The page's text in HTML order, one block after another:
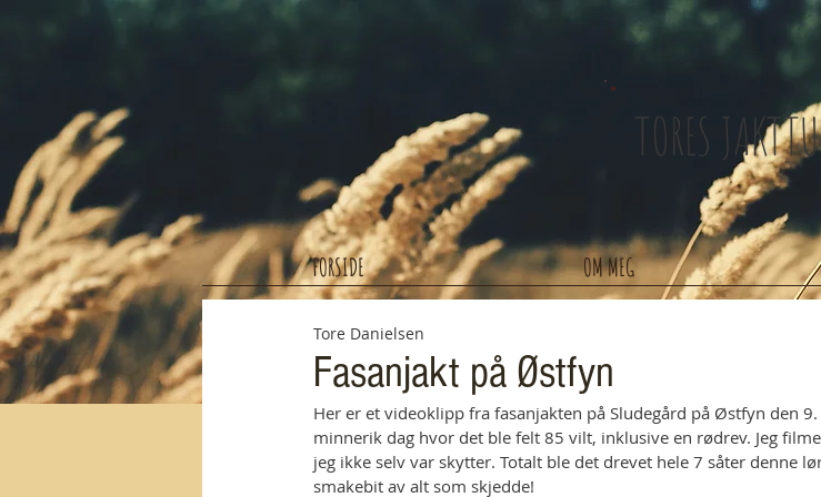
TORES
FORSIDE OM MEG
Fasanjakt på Østfyn
Tore Danielsen
Her er et videoklipp fra fasanjakten på Sludegård på Østfyn den
minnerik dag hvor det ble felt 85 vilt, inklusive en rødrev. Jeg
jeg ikke selv var skytter. Totalt ble det drevet hele 7 såter denne
smakebit av alt som skjedde!